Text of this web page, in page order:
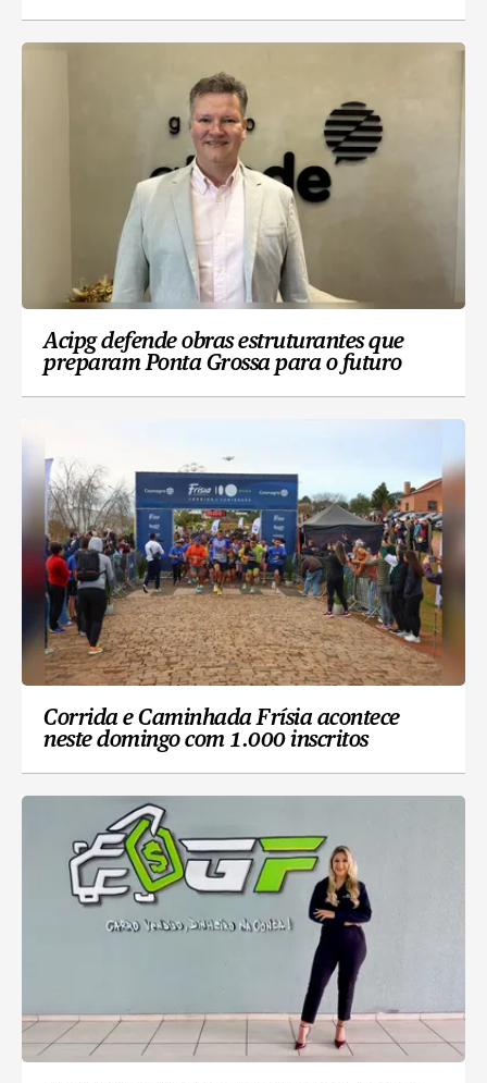
Acipg defende obras estruturantes que
preparam Ponta Grossa para o futuro
Corrida e Caminhada Frísia acontece
neste domingo com 1.000 inscritos